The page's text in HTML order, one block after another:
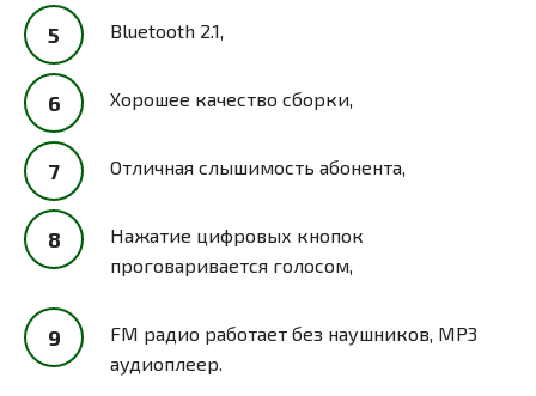
Bluetooth 2.1,
Хорошее качество сборки,
Отличная слышимость абонента,
Нажатие цифровых кнопок
проговаривается голосом,
FM радио работает без наушников, MP3
аудиоплеер.